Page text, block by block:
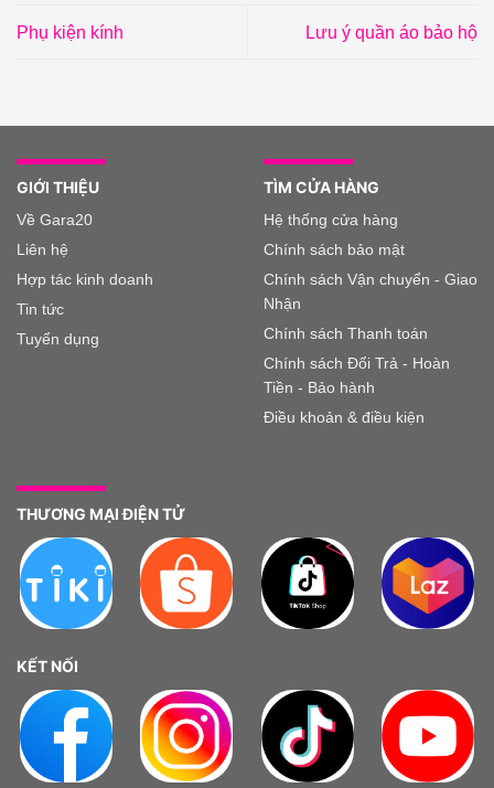
Phụ kiện kính Lưu ý quần áo bảo hộ
GIỚI THIỆU
Về Gara20
Liên hệ
Hợp tác kinh doanh
Tin tức
Tuyển dụng
TÌM CỬA HÀNG
Hệ thống cửa hàng
Chính sách bảo mật
Chính sách Vận chuyển - Giao
Nhận
Chính sách Thanh toán
Chính sách Đổi Trả - Hoàn
Tiền - Bảo hành
Điều khoản & điều kiện
THƯƠNG MẠI ĐIỆN TỬ
KẾT NỐI